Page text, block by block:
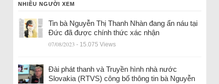
NHIỀU NGƯỜI XEM
Tin bà Nguyễn Thị Thanh Nhàn đang ẩn náu tại
Đức đã được chính thức xác nhận
07/08/2023 - 15.075 Views
Đài phát thanh và Truyền hình nhà nước
Slovakia (RTVS) công bố thông tin bà Nguyễn